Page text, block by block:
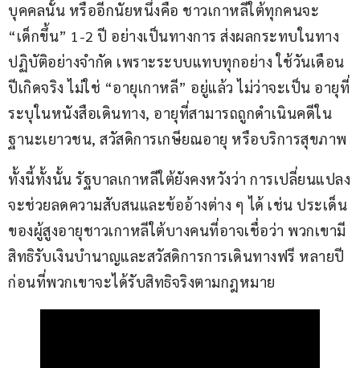
บุคคลนั้น หรืออีกนัยหนึ่งคือ ชาวเกาหลีใต้ทุกคนจะ
“เด็กขึ้น” 1-2 ปี อย่างเป็นทางการ ส่งผลกระทบในทาง
ปฏิบัติอย่างจำกัด เพราะระบบแทบทุกอย่าง ใช้วันเดือน
ปีเกิดจริง ไม่ใช่ “อายุเกาหลี” อยู่แล้ว ไม่ว่าจะเป็น อายุที่
ระบุในหนังสือเดินทาง, อายุที่สามารถถูกดำเนินคดีใน
ฐานะเยาวชน, สวัสดิการเกษียณอายุ หรือบริการสุขภาพ
ทั้งนี้ทั้งนั้น รัฐบาลเกาหลีใต้ยังคงหวังว่า การเปลี่ยนแปลง
จะช่วยลดความสับสนและข้ออ้างต่าง ๆ ได้ เช่น ประเด็น
ของผู้สูงอายุชาวเกาหลีใต้บางคนที่อาจเชื่อว่า พวกเขามี
สิทธิรับเงินบำนาญและสวัสดิการการเดินทางฟรี หลายปี
ก่อนที่พวกเขาจะได้รับสิทธิจริงตามกฎหมาย